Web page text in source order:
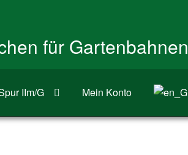
für Gartenbahnen
IIm/G Mein Konto